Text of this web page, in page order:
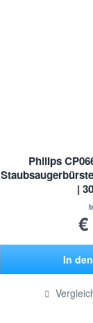
Philips
|
€
In den